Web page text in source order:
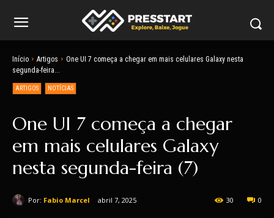
Início Artigos
One UI 7 começa a chegar em mais celulares Galaxy nesta
segunda-feira...
ARTIGOS NOTÍCIAS
One UI 7 começa a chegar
em mais celulares Galaxy
nesta segunda-feira (7)
Por: Fabio Marcel abril 7, 2025 0
30